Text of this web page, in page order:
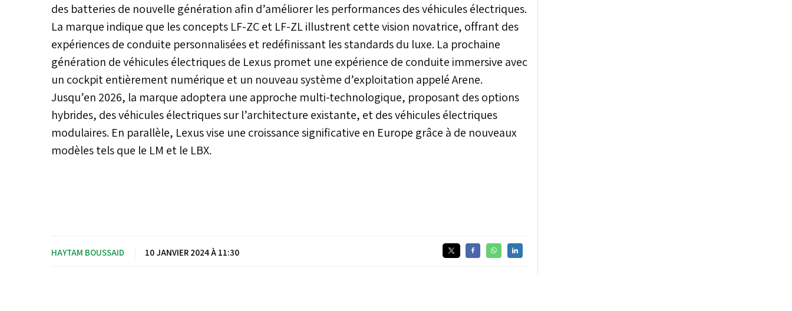
des batteries de nouvelle génération afin d’améliorer les performances des véhicules électriques.
La marque indique que les concepts LF-ZC et LF-ZL illustrent cette vision novatrice, offrant des
expériences de conduite personnalisées et redéfinissant les standards du luxe. La prochaine
génération de véhicules électriques de Lexus promet une expérience de conduite immersive avec
un cockpit entièrement numérique et un nouveau système d’exploitation appelé Arene.
Jusqu’en 2026, la marque adoptera une approche multi-technologique, proposant des options
hybrides, des véhicules électriques sur l’architecture existante, et des véhicules électriques
modulaires. En parallèle, Lexus vise une croissance significative en Europe grâce à de nouveaux
modèles tels que le LM et le LBX.
HAYTAM BOUSSAID 10 JANVIER 2024 À 11:30